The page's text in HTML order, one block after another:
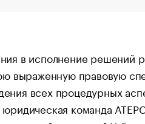
в исполнение решений
выраженную правовую
всех процедурных
команда АТЕРС